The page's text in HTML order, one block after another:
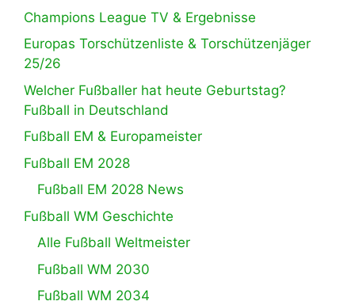
Champions League TV & Ergebnisse
Europas Torschützenliste & Torschützenjäger
25/26
Welcher Fußballer hat heute Geburtstag?
Fußball in Deutschland
Fußball EM & Europameister
Fußball EM 2028
Fußball EM 2028 News
Fußball WM Geschichte
Alle Fußball Weltmeister
Fußball WM 2030
Fußball WM 2034